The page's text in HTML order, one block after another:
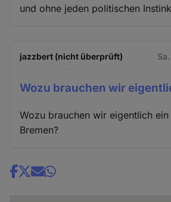
und ohne jeden politischen
jazzbert (nicht überprüft)
Wozu brauchen wir
Wozu brauchen wir eigentlich ein
Bremen?
Share